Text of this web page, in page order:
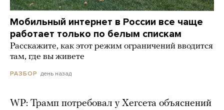
Мобильный интернет в России все чаще
работает только по белым спискам
Расскажите, как этот режим ограничений вводится
там, где вы живете
РАЗБОР день назад
WP: Трамп потребовал у Хегсета объяснений